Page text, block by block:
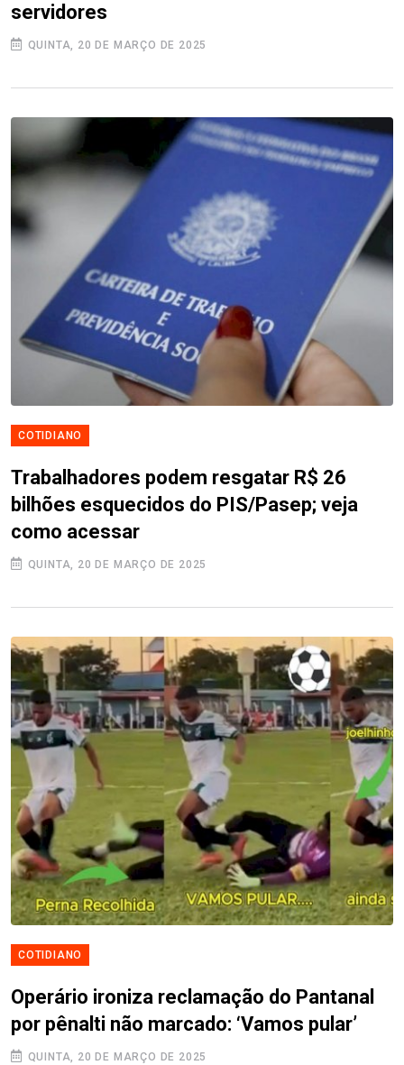
servidores
QUINTA, 20 DE MARÇO DE 2025
COTIDIANO
Trabalhadores podem resgatar R$ 26
bilhões esquecidos do PIS/Pasep; veja
como acessar
QUINTA, 20 DE MARÇO DE 2025
COTIDIANO
Operário ironiza reclamação do Pantanal
por pênalti não marcado: ‘Vamos pular’
QUINTA, 20 DE MARÇO DE 2025